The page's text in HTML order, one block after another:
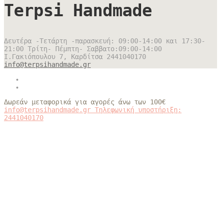
Terpsi Handmade
Δευτέρα -Τετάρτη -παρασκευή: 09:00-14:00 και 17:30-
21:00 Τρίτη- Πέμπτη- Σαββατο:09:00-14:00
Ι.Γακιόπουλου 7, Καρδίτσα 2441040170
info@terpsihandmade.gr
Δωρεάν μεταφορικά για αγορές άνω των 100€
info@terpsihandmade.gr Τηλεφωνική υποστήριξη:
2441040170